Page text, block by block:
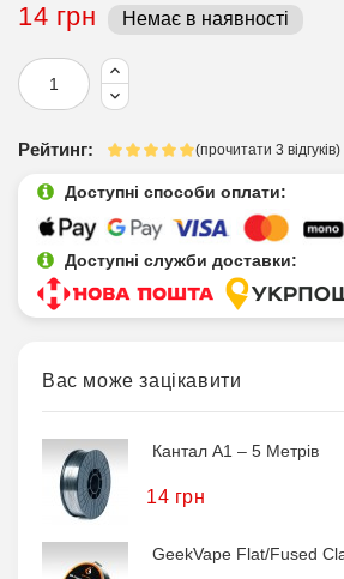
14 грн Немає в наявності
Рейтинг: (прочитати 3 відгуків)
Доступні способи оплати:
Доступні служби доставки:
Вас може зацікавити
Кантал A1 – 5 Метрів
14 грн
GeekVape Flat/Fused